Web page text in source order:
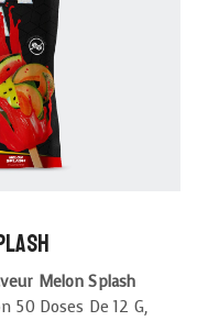
Melon Splash
50 Doses De 12 G,